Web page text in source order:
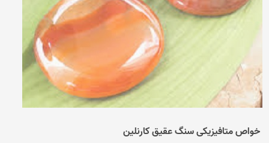
خواص متافیزیکی سنگ عقیق کارنلین